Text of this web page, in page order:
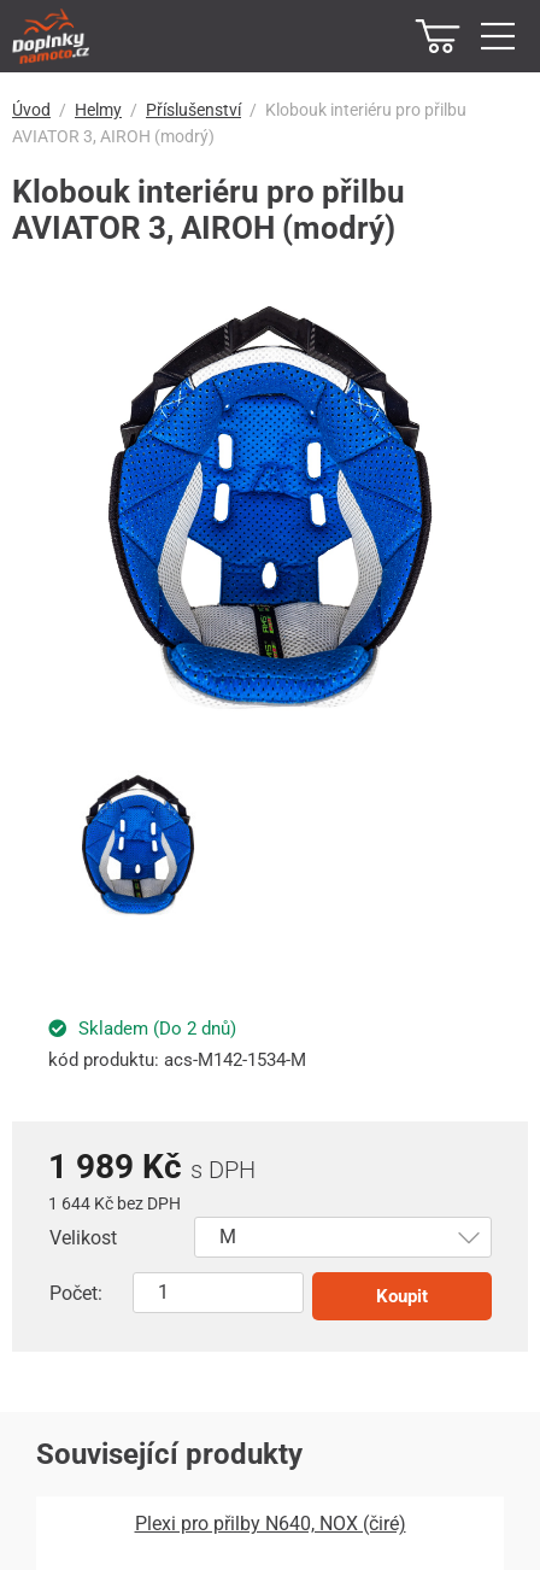
Úvod Helmy Příslušenství
Klobouk interiéru pro přilbu
AVIATOR 3, AIROH (modrý)
Klobouk interiéru pro přilbu
AVIATOR 3, AIROH (modrý)
Skladem (Do 2 dnů)
kód produktu: acs-M142-1534-M
1 989 Kč s DPH
1 644 Kč bez DPH
Velikost
Počet: Koupit
Související produkty
Plexi pro přilby N640, NOX (čiré)